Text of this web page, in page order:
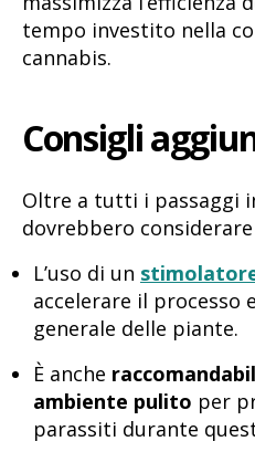
tempo investito nella
cannabis.
Consigli
Oltre a tutti i passaggi
dovrebbero
L’uso di un
accelerare il processo
generale delle piante.
È anche
ambiente pulito per
parassiti durante